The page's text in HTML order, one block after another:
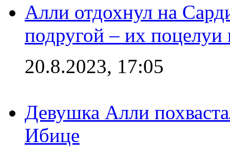
Алли отдохнул на
подругой – их поцелуи
20.8.2023, 17:05
Девушка Алли
Ибице